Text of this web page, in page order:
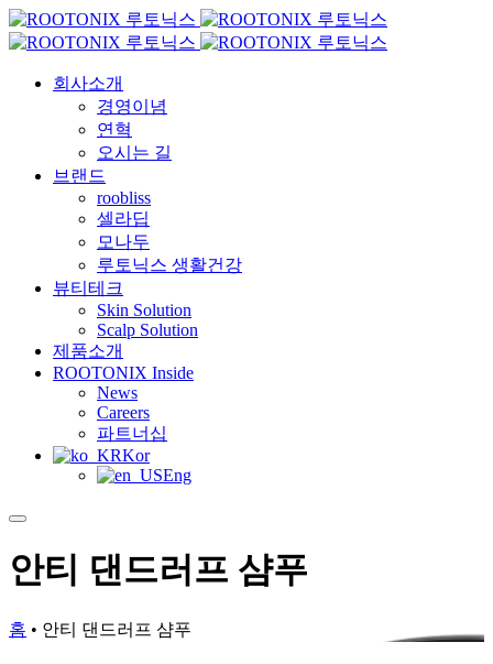
회사소개
경영이념
연혁
오시는 길
브랜드
roobliss
셀라딥
모나두
루토닉스 생활건강
뷰티테크
Skin Solution
Scalp Solution
제품소개
ROOTONIX Inside
News
Careers
파트너십
Kor
Eng
안티 댄드러프 샴푸
홈 • 안티 댄드러프 샴푸